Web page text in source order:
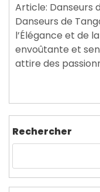
Article: Danseurs
Danseurs de
l’Élégance et de
envoûtante et
attire des
Rechercher